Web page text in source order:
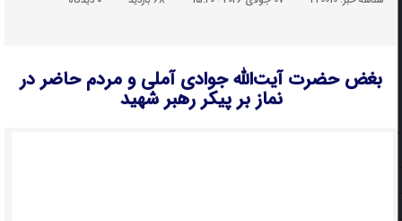
بغض حضرت آیت‌الله جوادی آملی و مردم حاضر در
نماز بر پیکر رهبر شهید